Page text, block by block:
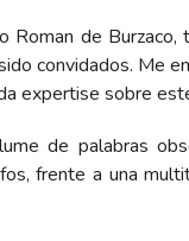
de
convidados. Me
expertise sobre
de palabras
frente a una